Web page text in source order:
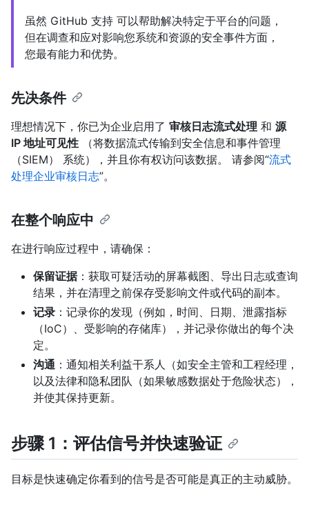
虽然 GitHub 支持 可以帮助解决特定于平台的问题，
但在调查和应对影响您系统和资源的安全事件方面，
您最有能力和优势。
先决条件
理想情况下，你已为企业启用了 审核日志流式处理 和 源
IP 地址可见性 （将数据流式传输到安全信息和事件管理
（SIEM） 系统），并且你有权访问该数据。 请参阅“流式
处理企业审核日志”。
在整个响应中
在进行响应过程中，请确保：
保留证据：获取可疑活动的屏幕截图、导出日志或查询
结果，并在清理之前保存受影响文件或代码的副本。
记录 ：记录你的发现（例如，时间、日期、泄露指标
（IoC）、受影响的存储库），并记录你做出的每个决
定。
沟通 ：通知相关利益干系人（如安全主管和工程经理，
以及法律和隐私团队（如果敏感数据处于危险状态），
并使其保持更新。
步骤 1：评估信号并快速验证
目标是快速确定你看到的信号是否可能是真正的主动威胁。